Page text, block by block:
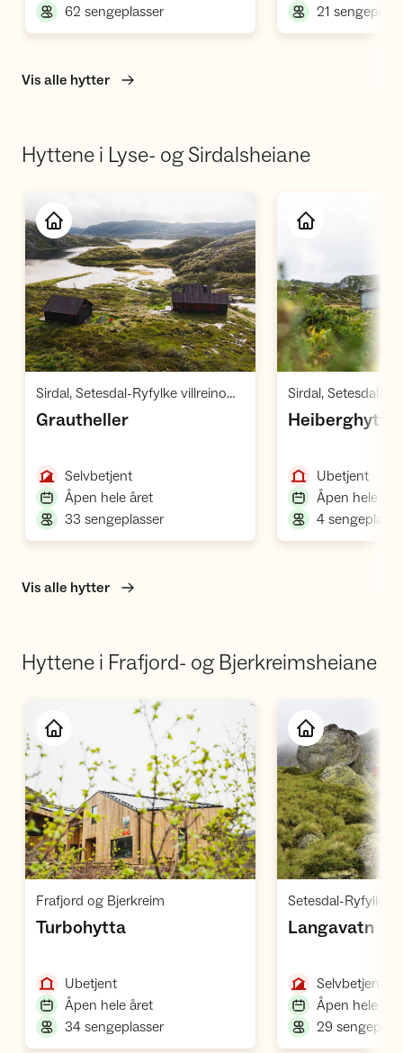
62 sengeplasser,
21
Vis alle hytter
Hyttene i Lyse- og Sirdalsheiane
Åpne hytte
Sirdal, Setesdal-Ryfylke villreinområde, Ryfylke
,
Grautheller,
Selvbetjent,
Åpen hele året,
33 sengeplasser,
Heiberghytta
Ubetjent,
Åpen hele
4
Vis alle hytter
Hyttene i Frafjord- og Bjerkreimsheiane
Åpne hytte
Frafjord og Bjerkreim
Turbohytta,
Ubetjent,
Åpen hele året,
34 sengeplasser,
Langavatn
Selvbetjent
Åpen hele
29